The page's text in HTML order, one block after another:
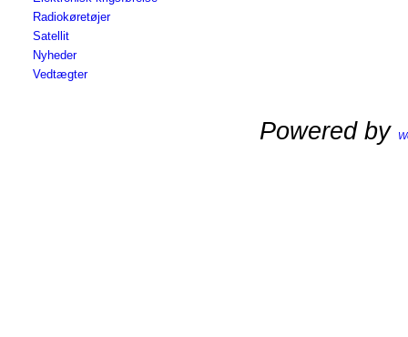
Radiokøretøjer
Satellit
Nyheder
Vedtægter
Powered by